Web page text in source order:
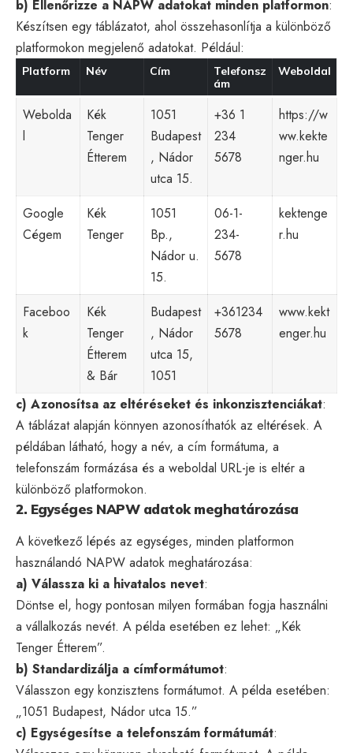
b) Ellenőrizze a NAPW adatokat minden platformon:
Készítsen egy táblázatot, ahol összehasonlítja a különböző
platformokon megjelenő adatokat. Például:
Platform Név Cím
Telefonsz
ám
Weboldal
Webolda
l
Kék
Tenger
Étterem
1051
Budapest
, Nádor
utca 15.
+36 1
234
5678
https://w
ww.kekte
nger.hu
Google
Cégem
Kék
Tenger
1051
Bp.,
Nádor u.
15.
06-1-
234-
5678
kektenge
r.hu
Faceboo
k
Kék
Tenger
Étterem
& Bár
Budapest
, Nádor
utca 15,
1051
+361234
5678
www.kekt
enger.hu
c) Azonosítsa az eltéréseket és inkonzisztenciákat:
A táblázat alapján könnyen azonosíthatók az eltérések. A
példában látható, hogy a név, a cím formátuma, a
telefonszám formázása és a weboldal URL-je is eltér a
különböző platformokon.
2. Egységes NAPW adatok meghatározása
A következő lépés az egységes, minden platformon
használandó NAPW adatok meghatározása:
a) Válassza ki a hivatalos nevet:
Döntse el, hogy pontosan milyen formában fogja használni
a vállalkozás nevét. A példa esetében ez lehet: „Kék
Tenger Étterem”.
b) Standardizálja a címformátumot:
Válasszon egy konzisztens formátumot. A példa esetében:
„1051 Budapest, Nádor utca 15.”
c) Egységesítse a telefonszám formátumát: